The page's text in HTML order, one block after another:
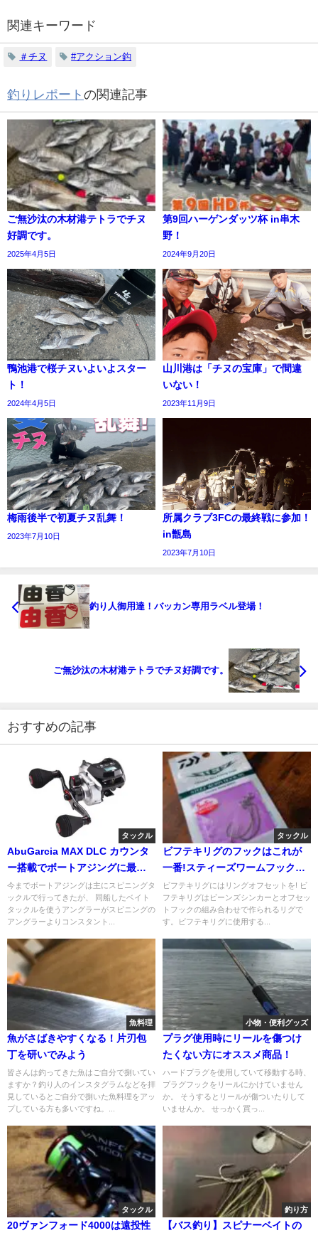
関連キーワード
＃チヌ #アクション鈎
釣りレポート の関連記事
ご無沙汰の木材港テトラでチヌ
好調です。
2025年4月5日
第9回ハーゲンダッツ杯 in串木
野！
2024年9月20日
鴨池港で桜チヌいよいよスター
ト！
2024年4月5日
山川港は「チヌの宝庫」で間違
いない！
2023年11月9日
梅雨後半で初夏チヌ乱舞！
2023年7月10日
所属クラブ3FCの最終戦に参加！
in甑島
2023年7月10日
釣り人御用達！バッカン専用ラベル登場！
ご無沙汰の木材港テトラでチヌ好調です。
おすすめの記事
タックル
AbuGarcia MAX DLC カウンタ
ー搭載でボートアジングに最
適！
今までボートアジングは主にスピニングタ
ックルで行ってきたが、 同船したベイト
タックルを使うアングラーがスピニングの
アングラーよりコンスタント...
タックル
ビフテキリグのフックはこれが
一番!スティーズワームフックSS
OFS-R
ビフテキリグにはリングオフセットを! ビ
フテキリグはビーンズシンカーとオフセッ
トフックの組み合わせで作られるリグで
す。ビフテキリグに使用する...
魚料理
魚がさばきやすくなる！片刃包
丁を研いでみよう
皆さんは釣ってきた魚はご自分で捌いてい
ますか？釣り人のインスタグラムなどを拝
見しているとご自分で捌いた魚料理をアッ
プしている方も多いですね。...
小物・便利グッズ
プラグ使用時にリールを傷つけ
たくない方にオススメ商品！
ハードプラグを使用していて移動する時、
プラグフックをリールにかけていません
か。 そうするとリールが傷ついたりして
いませんか。 せっかく買っ...
タックル
20ヴァンフォード4000は遠投性
釣り方
【バス釣り】スピナーベイトの